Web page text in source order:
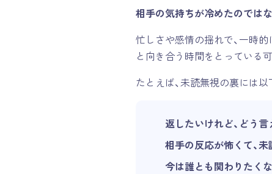
相手の気持ちが冷めたのでは
忙しさや感情の揺れで、一時
と向き合う時間をとっている
たとえば、未読無視の裏には
返したいけれど、どう
相手の反応が怖くて、
今は誰とも関わりたく